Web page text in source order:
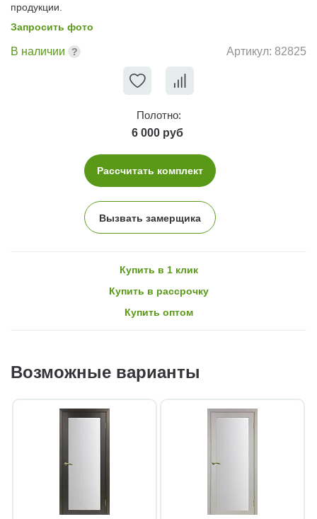
продукции.
Запросить фото
В наличии Артикул: 82825
Полотно:
6 000 руб
Рассчитать комплект
Вызвать замерщика
Купить в 1 клик
Купить в рассрочку
Купить оптом
Возможные варианты